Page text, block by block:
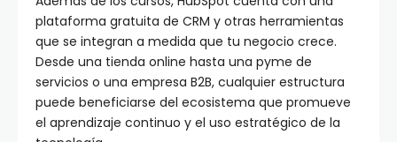
plataforma gratuita de CRM y otras herramientas
que se integran a medida que tu negocio crece.
Desde una tienda online hasta una pyme de
servicios o una empresa B2B, cualquier estructura
puede beneficiarse del ecosistema que promueve
el aprendizaje continuo y el uso estratégico de la